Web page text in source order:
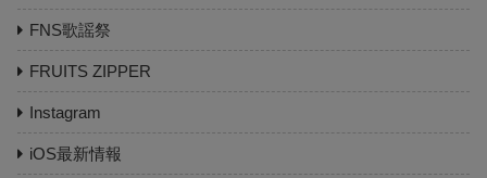
FNS歌謡祭
FRUITS ZIPPER
Instagram
iOS最新情報